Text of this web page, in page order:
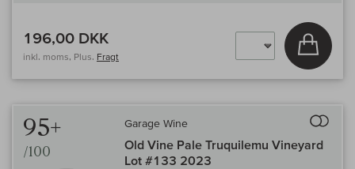
196,00 DKK
inkl. moms, Plus. Fragt
Læg i
95+
/100
Garage Wine
Old Vine Pale Truquilemu Vineyard
Lot #133 2023